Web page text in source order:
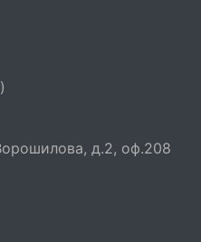
д.2, оф.208